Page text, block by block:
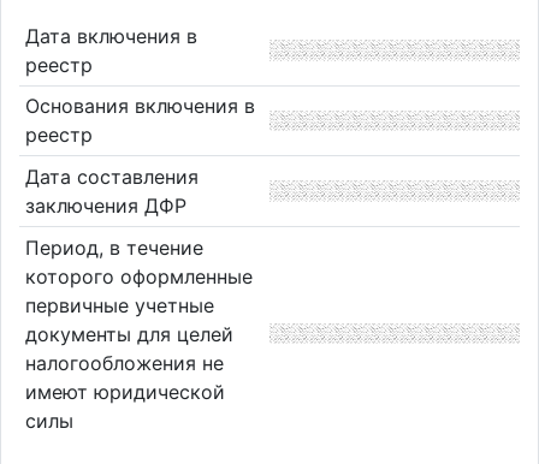
Дата включения в
реестр
Основания включения в
реестр
Дата составления
заключения ДФР
Период, в течение
которого оформленные
первичные учетные
документы для целей
налогообложения не
имеют юридической
силы